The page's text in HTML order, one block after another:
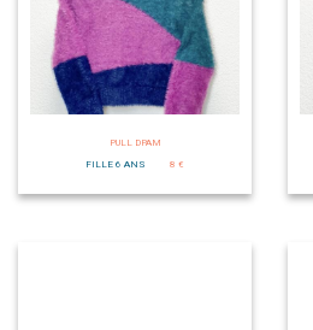
PULL DPAM
FILLE 6 ANS
8 €